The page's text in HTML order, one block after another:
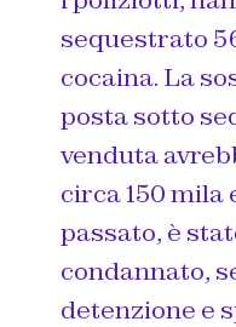
sequestrato
cocaina. La
posta sotto
venduta
circa 150 mila
passato, è
condannato,
detenzione e